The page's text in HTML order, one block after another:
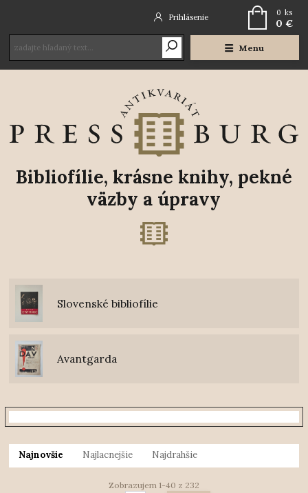
Menu
Prihlásenie 0 ks
0 €
Bibliofílie, krásne knihy, pekné
väzby a úpravy
Slovenské bibliofílie
Avantgarda
Najnovšie Najlacnejšie Najdrahšie
Zobrazujem 1-40 z 232